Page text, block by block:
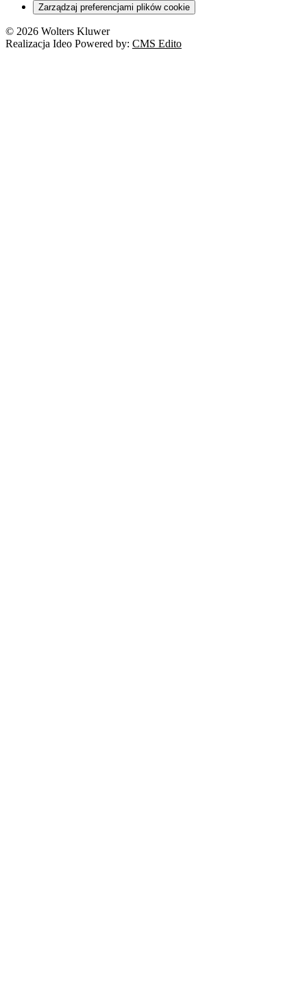
Zarządzaj preferencjami plików cookie
© 2026 Wolters Kluwer
Realizacja Ideo Powered by: CMS Edito